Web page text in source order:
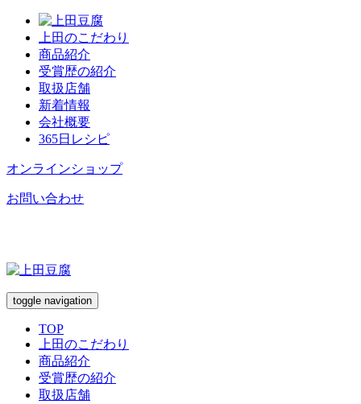
上田のこだわり
商品紹介
受賞歴の紹介
取扱店舗
新着情報
会社概要
365日レシピ
オンラインショップ
お問い合わせ
toggle navigation
TOP
上田のこだわり
商品紹介
受賞歴の紹介
取扱店舗